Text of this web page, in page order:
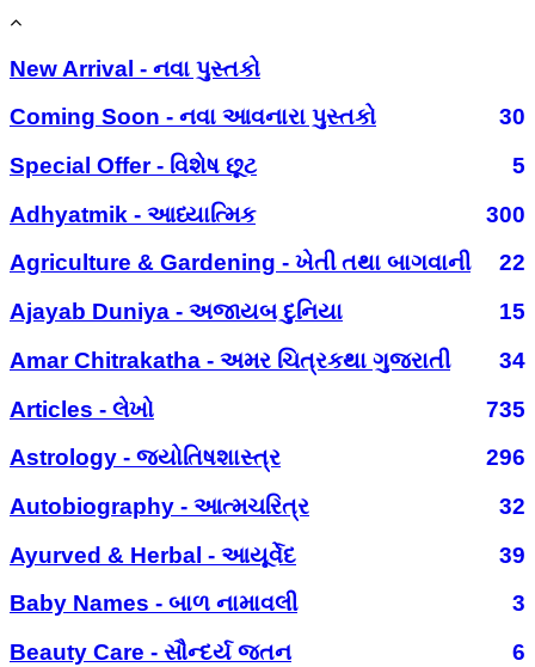
New Arrival - નવા પુસ્તકો
Coming Soon - નવા આવનારા પુસ્તકો
30
Special Offer - વિશેષ છૂટ
5
Adhyatmik - આધ્યાત્મિક
300
Agriculture & Gardening - ખેતી તથા બાગવાની
22
Ajayab Duniya - અજાયબ દુનિયા
15
Amar Chitrakatha - અમર ચિત્રકથા ગુજરાતી
34
Articles - લેખો
735
Astrology - જ્યોતિષશાસ્ત્ર
296
Autobiography - આત્મચરિત્ર
32
Ayurved & Herbal - આયૂર્વેદ
39
Baby Names - બાળ નામાવલી
3
Beauty Care - સૌન્દર્ય જતન
6